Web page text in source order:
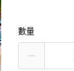
數量